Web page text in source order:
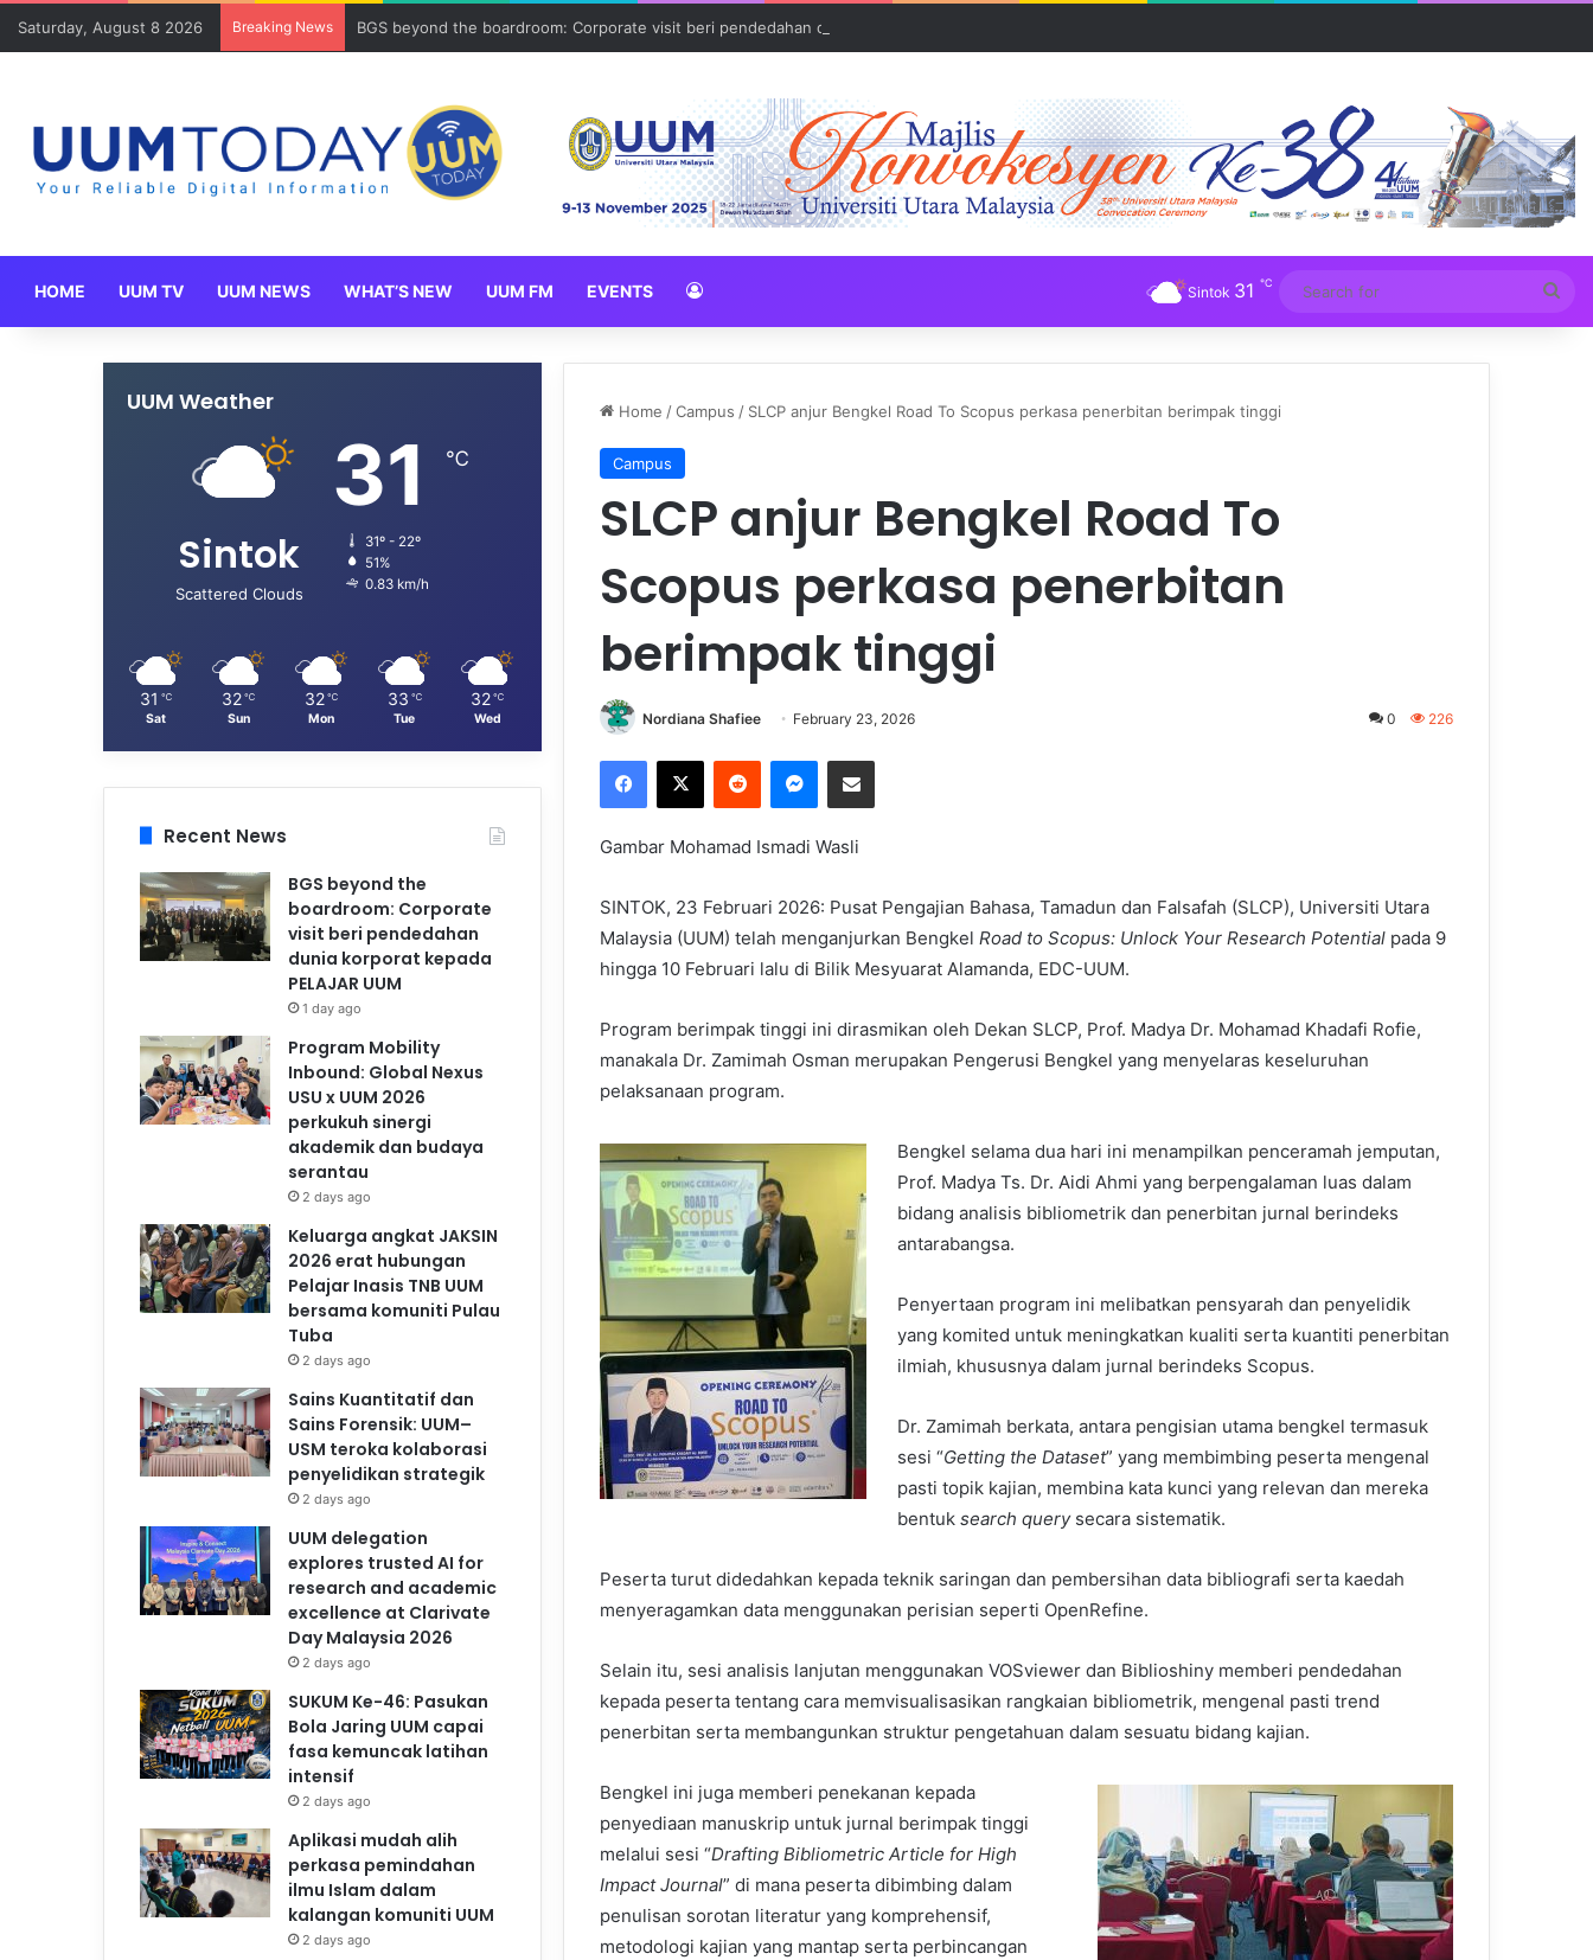
Saturday, August 8 2026 Breaking News BGS beyond the boardroom: Corporate visit beri pendedahan dunia korporat kepada PELAJAR UUM
HOME UUM TV UUM NEWS WHAT’S NEW UUM FM EVENTS Sintok 31 ℃
for
Home /Campus / SLCP anjur Bengkel Road To Scopus perkasa penerbitan berimpak tinggi
Campus
SLCP anjur Bengkel Road To
Scopus perkasa penerbitan
berimpak tinggi
Nordiana Shafiee February 23, 2026 0 226
Gambar Mohamad Ismadi Wasli
SINTOK, 23 Februari 2026: Pusat Pengajian Bahasa, Tamadun dan Falsafah (SLCP), Universiti Utara
Malaysia (UUM) telah menganjurkan Bengkel Road to Scopus: Unlock Your Research Potential pada 9
hingga 10 Februari lalu di Bilik Mesyuarat Alamanda, EDC-UUM.
Program berimpak tinggi ini dirasmikan oleh Dekan SLCP, Prof. Madya Dr. Mohamad Khadafi Rofie,
manakala Dr. Zamimah Osman merupakan Pengerusi Bengkel yang menyelaras keseluruhan
pelaksanaan program.
Bengkel selama dua hari ini menampilkan penceramah jemputan,
Prof. Madya Ts. Dr. Aidi Ahmi yang berpengalaman luas dalam
bidang analisis bibliometrik dan penerbitan jurnal berindeks
antarabangsa.
Penyertaan program ini melibatkan pensyarah dan penyelidik
yang komited untuk meningkatkan kualiti serta kuantiti penerbitan
ilmiah, khususnya dalam jurnal berindeks Scopus.
Dr. Zamimah berkata, antara pengisian utama bengkel termasuk
sesi “Getting the Dataset” yang membimbing peserta mengenal
pasti topik kajian, membina kata kunci yang relevan dan mereka
bentuksearch querysecara sistematik.
Peserta turut didedahkan kepada teknik saringan dan pembersihan data bibliografi serta kaedah
menyeragamkan data menggunakan perisian seperti OpenRefine.
Selain itu, sesi analisis lanjutan menggunakan VOSviewer dan Biblioshiny memberi pendedahan
kepada peserta tentang cara memvisualisasikan rangkaian bibliometrik, mengenal pasti trend
penerbitan serta membangunkan struktur pengetahuan dalam sesuatu bidang kajian.
Bengkel ini juga memberi penekanan kepada
penyediaan manuskrip untuk jurnal berimpak tinggi
melalui sesi “Drafting Bibliometric Article for High
Impact Journal” di mana peserta dibimbing dalam
penulisan sorotan literatur yang komprehensif,
metodologi kajian yang mantap serta perbincangan
UUM Weather
Sintok
Scattered Clouds
31 ℃
31º - 22º
51%
0.83 km/h
31 ℃
Sat
32 ℃
Sun
32 ℃
Mon
33 ℃
Tue
32 ℃
Wed
Recent News
BGS beyond the
boardroom: Corporate
visit beri pendedahan
dunia korporat kepada
PELAJAR UUM
1 day ago
Program Mobility
Inbound: Global Nexus
USU x UUM 2026
perkukuh sinergi
akademik dan budaya
serantau
2 days ago
Keluarga angkat JAKSIN
2026 erat hubungan
Pelajar Inasis TNB UUM
bersama komuniti Pulau
Tuba
2 days ago
Sains Kuantitatif dan
Sains Forensik: UUM–
USM teroka kolaborasi
penyelidikan strategik
2 days ago
UUM delegation
explores trusted AI for
research and academic
excellence at Clarivate
Day Malaysia 2026
2 days ago
SUKUM Ke-46: Pasukan
Bola Jaring UUM capai
fasa kemuncak latihan
intensif
2 days ago
Aplikasi mudah alih
perkasa pemindahan
ilmu Islam dalam
kalangan komuniti UUM
2 days ago